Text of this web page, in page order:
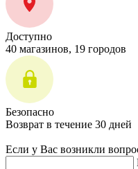
Доступно
40 магазинов, 19 городов
Безопасно
Возврат в течение 30 дней
Если у Вас возникли